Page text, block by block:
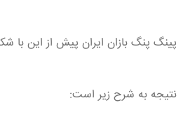
پینگ پنگ بازان ایران پیش از این با شکست
نتیجه به شرح زیر است: